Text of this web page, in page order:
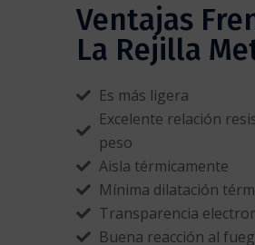
Ventajas
La Rejilla
Es más ligera
Excelente relación
peso
Aisla térmicamente
Mínima dilatación
Transparencia
Buena reacción al